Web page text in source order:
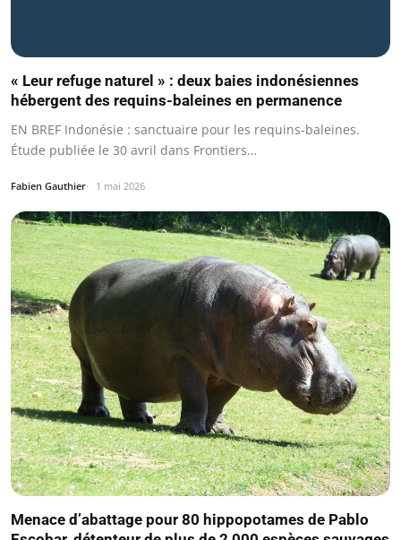
« Leur refuge naturel » : deux baies indonésiennes
hébergent des requins-baleines en permanence
EN BREF Indonésie : sanctuaire pour les requins-baleines.
Étude publiée le 30 avril dans Frontiers…
Fabien Gauthier 1 mai 2026
Menace d’abattage pour 80 hippopotames de Pablo